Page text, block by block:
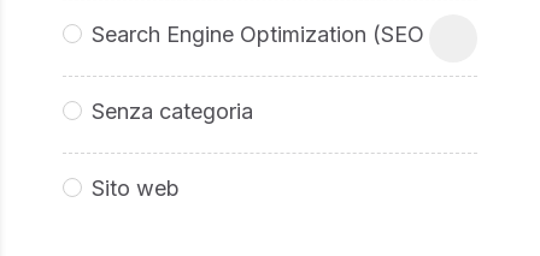
Search Engine Optimization (SEO
Senza categoria
Sito web